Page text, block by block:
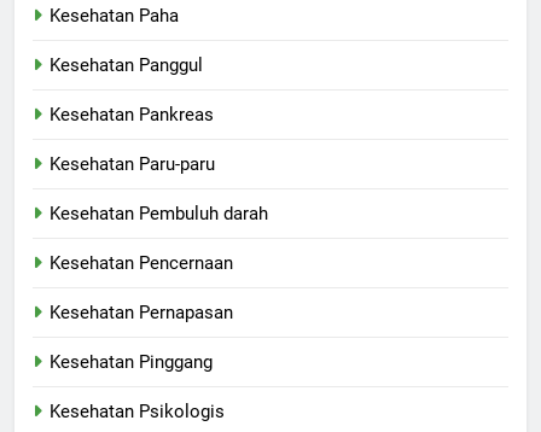
Kesehatan Paha
Kesehatan Panggul
Kesehatan Pankreas
Kesehatan Paru-paru
Kesehatan Pembuluh darah
Kesehatan Pencernaan
Kesehatan Pernapasan
Kesehatan Pinggang
Kesehatan Psikologis